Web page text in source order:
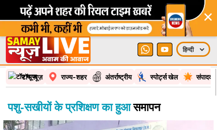
×
टॉप न्यूज़ राज्य-शहर अंतर्राष्ट्रीय स्पोर्ट्स खेल
पशु-सखीयों के प्रशिक्षण का हुआसमापन